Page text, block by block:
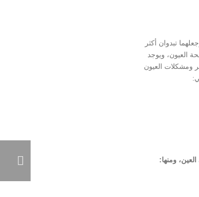
تبدوان أكثر
العيون، ويوجد
ومشكلات العيون
ومنها: